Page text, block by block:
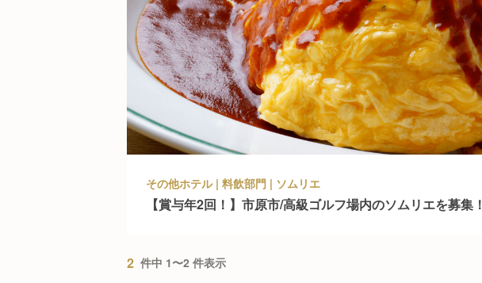
その他ホテル | 料飲部門 | ソムリエ
【賞与年2回！】市原市/高級ゴルフ場内のソムリエを募集！
2 件中 1〜2 件表示